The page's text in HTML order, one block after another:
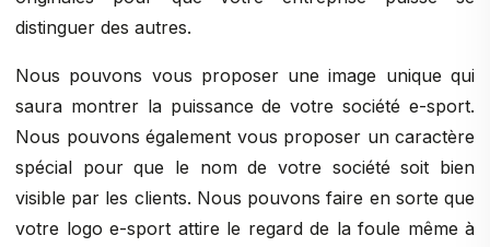
distinguer des autres.
Nous pouvons vous proposer une image unique qui
saura montrer la puissance de votre société e-sport.
Nous pouvons également vous proposer un caractère
spécial pour que le nom de votre société soit bien
visible par les clients. Nous pouvons faire en sorte que
votre logo e-sport attire le regard de la foule même à